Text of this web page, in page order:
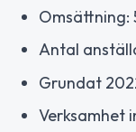
Omsättning:
Antal
Grundat
Verksamhet